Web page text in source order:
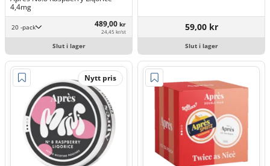
4,4mg
20 -pack 489,00 kr
24,45 kr/st
Slut i lager
59,00 kr
Slut i lager
Nytt pris